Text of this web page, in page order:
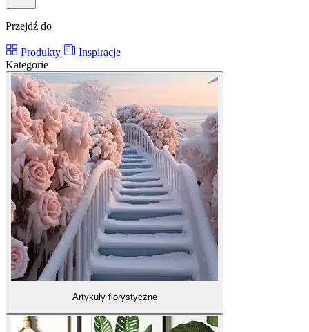
Przejdź do
Produkty
Inspiracje
Kategorie
Artykuły florystyczne